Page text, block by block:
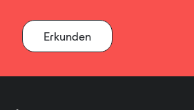
Erkunden